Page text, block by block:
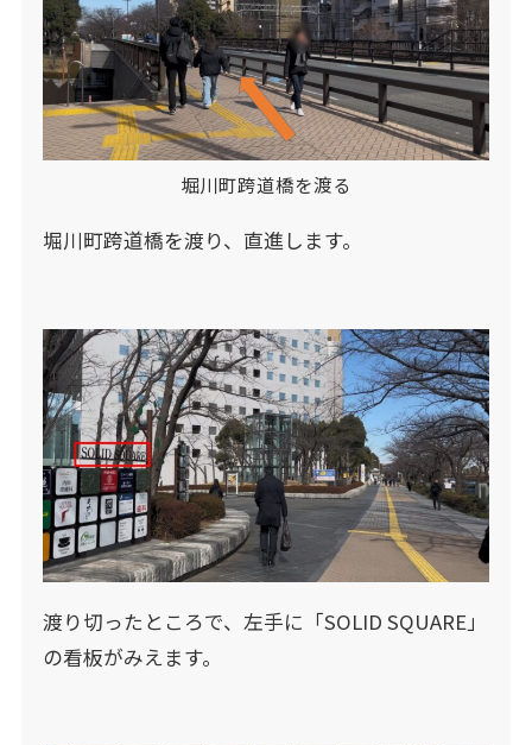
堀川町跨道橋を渡る
堀川町跨道橋を渡り、直進します。
渡り切ったところで、左手に「SOLID SQUARE」
の看板がみえます。